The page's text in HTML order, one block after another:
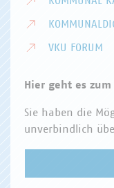
VKU FORUM
Hier geht es
Sie haben die
unverbindlich